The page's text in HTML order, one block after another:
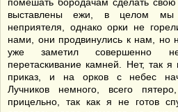
выставлены ежи, в целом мы
неприятеля, однако орки не
нами, они продвинулись к нам, но
уже заметил совершенно
перетаскивание камней. Нет, так
приказ, и на орков с небес
Лучников немного, всего
прицельно, так как я не готов